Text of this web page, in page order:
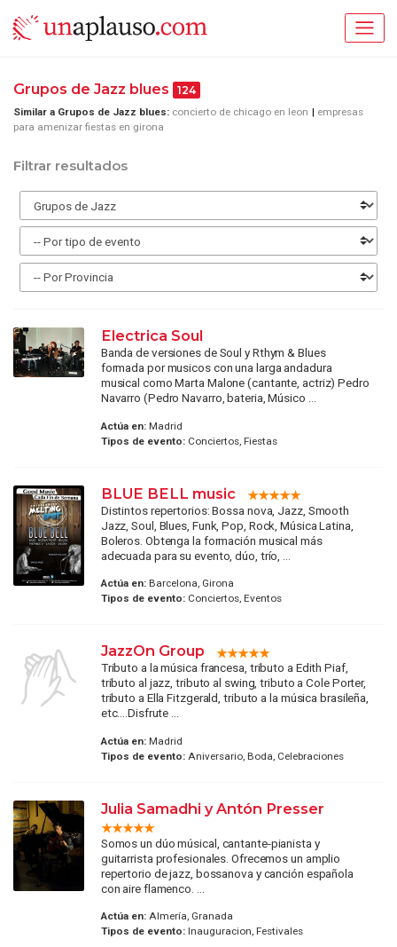
Grupos de Jazz blues 124
Similar a Grupos de Jazz blues: concierto de chicago en leon
empresas
para amenizar fiestas en girona
Filtrar resultados
Electrica Soul
Banda de versiones de Soul y Rthym & Blues
formada por musicos con una larga andadura
musical como Marta Malone (cantante, actriz) Pedro
Navarro (Pedro Navarro, bateria, Músico ...
Actúa en:Madrid
Tipos de evento:Conciertos, Fiestas
BLUE BELL music
Distintos repertorios: Bossa nova, Jazz, Smooth
Jazz, Soul, Blues, Funk, Pop, Rock, Música Latina,
Boleros. Obtenga la formación musical más
adecuada para su evento, dúo, trío, ...
Actúa en:Barcelona, Girona
Tipos de evento:Conciertos, Eventos
JazzOn Group
Tributo a la música francesa, tributo a Edith Piaf,
tributo al jazz, tributo al swing, tributo a Cole Porter,
tributo a Ella Fitzgerald, tributo a la música brasileña,
etc....Disfrute ...
Actúa en:Madrid
Tipos de evento:Aniversario, Boda, Celebraciones
Julia Samadhi y Antón Presser
Somos un dúo músical, cantante-pianista y
guitarrista profesionales. Ofrecemos un amplio
repertorio de jazz, bossanova y canción española
con aire flamenco. ...
Actúa en:Almería, Granada
Tipos de evento:Inauguracion, Festivales